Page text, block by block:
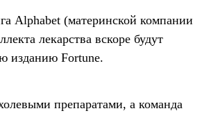
Alphabet (материнской компании
лекарства вскоре будут
изданию Fortune.
препаратами, а команда